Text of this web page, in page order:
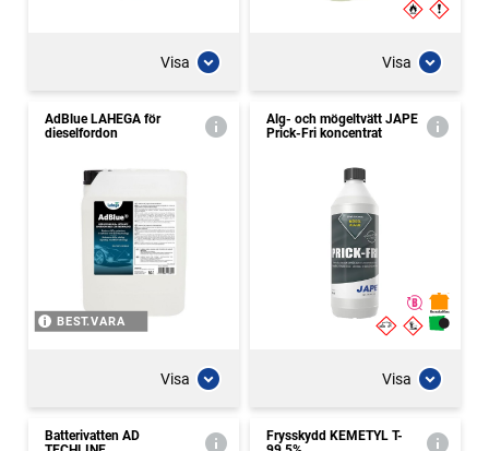
Visa Visa
AdBlue LAHEGA för
dieselfordon
BEST.VARA
Visa
Alg- och mögeltvätt JAPE
Prick-Fri koncentrat
Visa
Batterivatten AD
Frysskydd KEMETYL T-